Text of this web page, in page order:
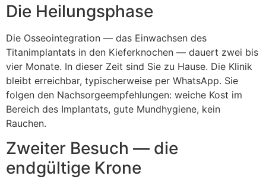
Die Heilungsphase
Die Osseointegration — das Einwachsen des
Titanimplantats in den Kieferknochen — dauert zwei bis
vier Monate. In dieser Zeit sind Sie zu Hause. Die Klinik
bleibt erreichbar, typischerweise per WhatsApp. Sie
folgen den Nachsorgeempfehlungen: weiche Kost im
Bereich des Implantats, gute Mundhygiene, kein
Rauchen.
Zweiter Besuch — die
endgültige Krone